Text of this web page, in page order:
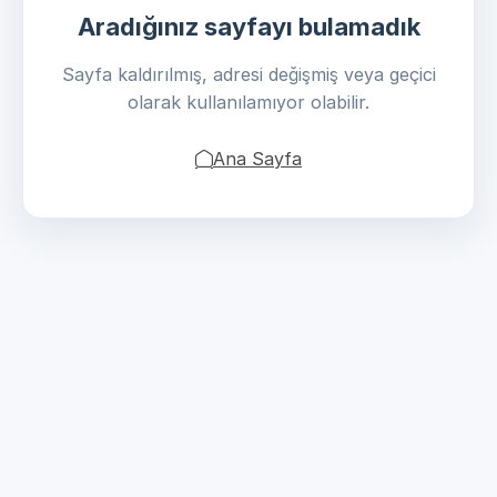
Aradığınız sayfayı bulamadık
Sayfa kaldırılmış, adresi değişmiş veya geçici
olarak kullanılamıyor olabilir.
Ana Sayfa